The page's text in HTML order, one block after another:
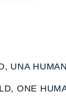
UNA
ONE